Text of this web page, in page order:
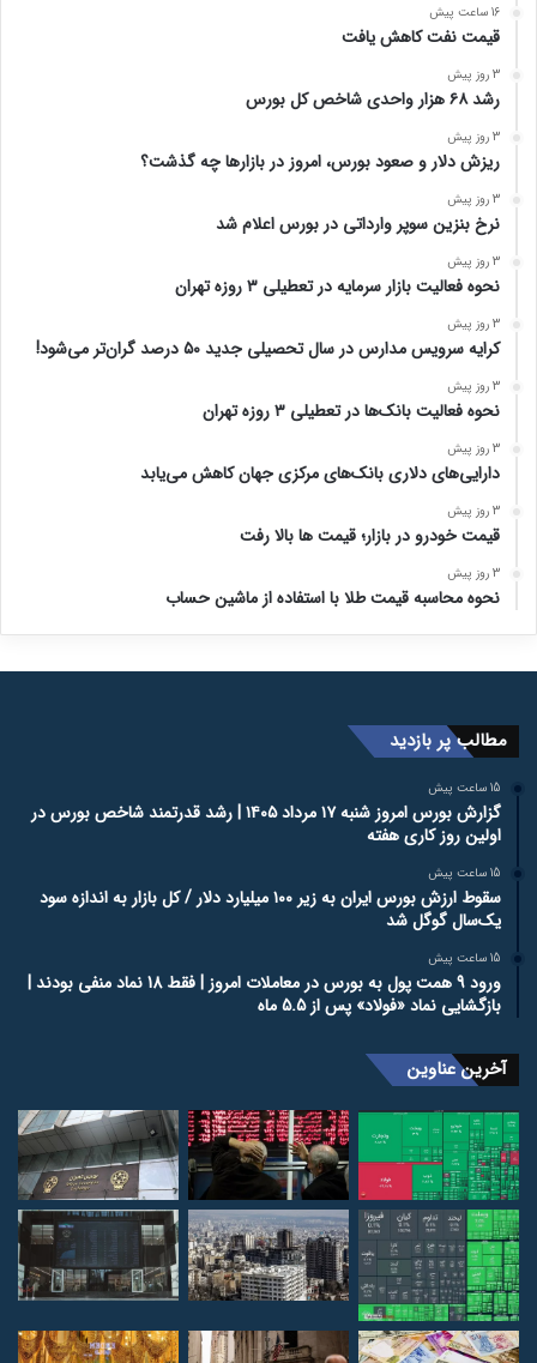
16 ساعت پیش
قیمت نفت کاهش یافت
3 روز پیش
رشد ۶۸ هزار واحدی شاخص کل بورس
3 روز پیش
ریزش دلار و صعود بورس، امروز در بازارها چه گذشت؟
3 روز پیش
نرخ بنزین سوپر وارداتی در بورس اعلام شد
3 روز پیش
نحوه فعالیت بازار سرمایه در تعطیلی ۳ روزه تهران
3 روز پیش
کرایه سرویس مدارس در سال تحصیلی جدید ۵۰ درصد گران‌تر می‌شود!
3 روز پیش
نحوه فعالیت بانک‌ها در تعطیلی ۳ روزه تهران
3 روز پیش
دارایی‌های دلاری بانک‌های مرکزی جهان کاهش می‌یابد
3 روز پیش
قیمت خودرو در بازار؛ قیمت ها بالا رفت
3 روز پیش
نحوه محاسبه قیمت طلا با استفاده از ماشین حساب
مطالب پر بازدید
15 ساعت پیش
گزارش بورس امروز شنبه ۱۷ مرداد ۱۴۰۵ | رشد قدرتمند شاخص بورس در
اولین روز کاری هفته
15 ساعت پیش
سقوط ارزش بورس ایران به زیر ۱۰۰ میلیارد دلار / کل بازار به اندازه سود
یک‌سال گوگل شد
15 ساعت پیش
ورود 9 همت پول به بورس در معاملات امروز | فقط 18 نماد منفی بودند |
بازگشایی نماد «فولاد» پس از 5.5 ماه
آخرین عناوین